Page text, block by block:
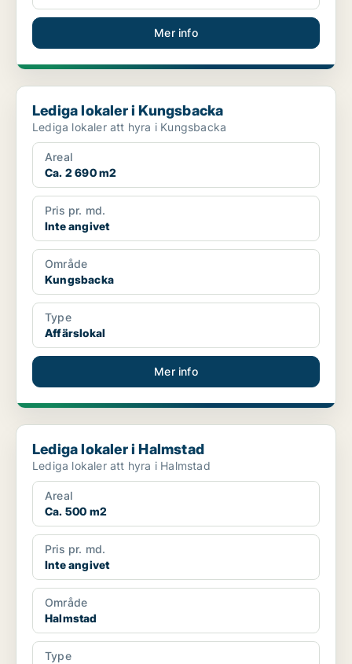
Mer info
Lediga lokaler i Kungsbacka
Lediga lokaler i Kungsbacka
Lediga lokaler att hyra i Kungsbacka
Areal
Ca. 2 690 m2
Pris pr. md.
Inte angivet
Område
Kungsbacka
Type
Affärslokal
Mer info
Lediga lokaler i Halmstad
Lediga lokaler i Halmstad
Lediga lokaler att hyra i Halmstad
Areal
Ca. 500 m2
Pris pr. md.
Inte angivet
Område
Halmstad
Type